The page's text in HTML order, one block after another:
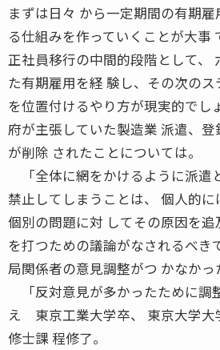
まずは日々 から一定期間の有期
る仕組みを作っていくことが大事
正社員移行の中間的段階として、
た有期雇用を経 験し、その次の
を位置付けるやり方が現実的で
府が主張していた製造業 派遣、
が削除 されたことについては。
「全体に網をかけるように派遣
禁止してしまうことは、 個人的に
個別の問題に対 してその原因を
を打つための議論がなされるべ
局関係者の意見調整がつ かなかっ
「反対意見が多かったために調
え 東京工業大学卒、 東京大学大
修士課 程修了。